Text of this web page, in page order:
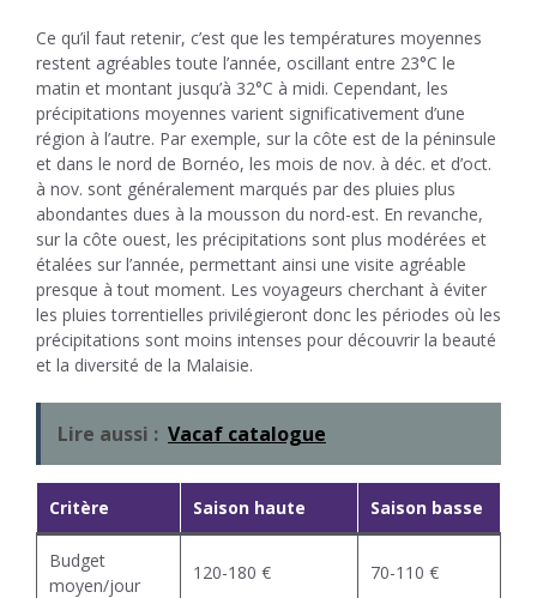
Ce qu’il faut retenir, c’est que les températures moyennes
restent agréables toute l’année, oscillant entre 23°C le
matin et montant jusqu’à 32°C à midi. Cependant, les
précipitations moyennes varient significativement d’une
région à l’autre. Par exemple, sur la côte est de la péninsule
et dans le nord de Bornéo, les mois de nov. à déc. et d’oct.
à nov. sont généralement marqués par des pluies plus
abondantes dues à la mousson du nord-est. En revanche,
sur la côte ouest, les précipitations sont plus modérées et
étalées sur l’année, permettant ainsi une visite agréable
presque à tout moment. Les voyageurs cherchant à éviter
les pluies torrentielles privilégieront donc les périodes où les
précipitations sont moins intenses pour découvrir la beauté
et la diversité de la Malaisie.
Lire aussi : Vacaf catalogue
Critère Saison haute Saison basse
Budget
moyen/jour
120-180 € 70-110 €